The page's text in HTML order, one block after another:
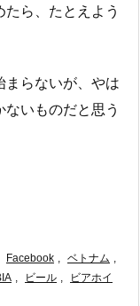
ら、たとえ よう
まらないが、やは
いものだと思う
Facebook , ベトナム ,
, ビール , ビアホイ